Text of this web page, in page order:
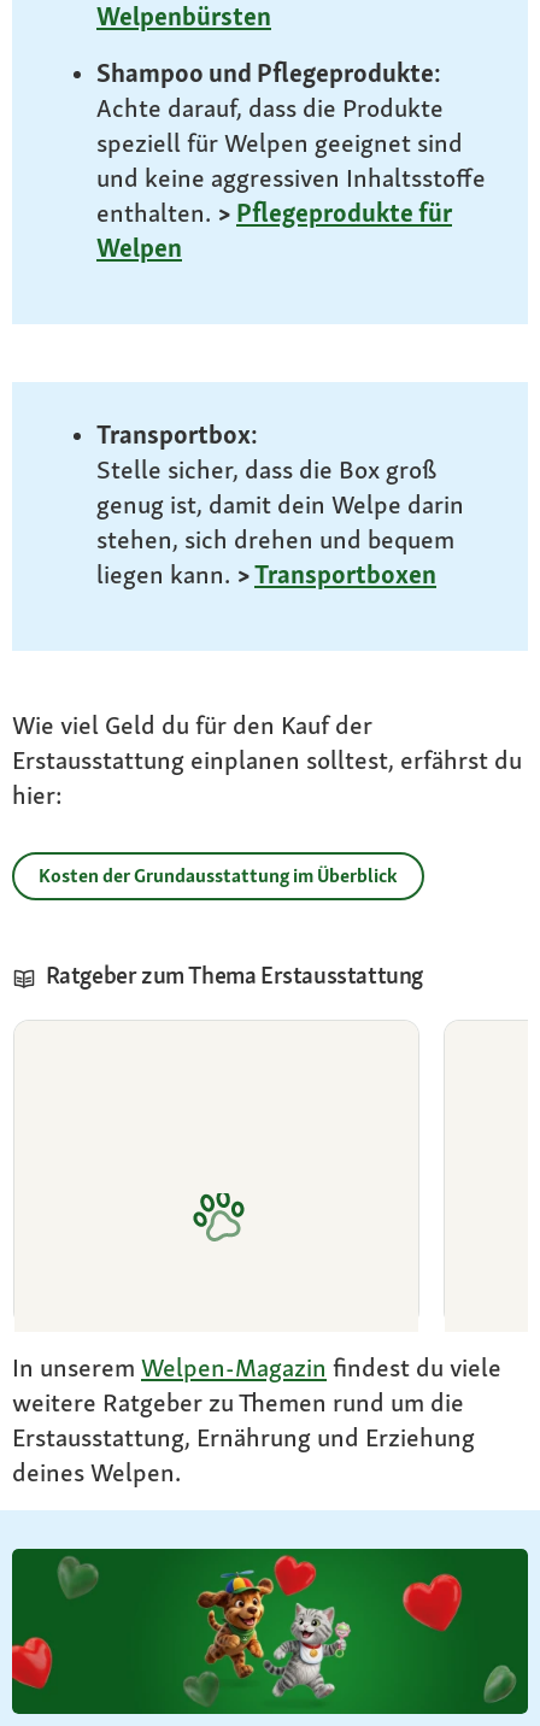
Welpenbürsten
Shampoo und Pflegeprodukte:
Achte darauf, dass die Produkte
speziell für Welpen geeignet sind
und keine aggressiven Inhaltsstoffe
enthalten. > Pflegeprodukte für
Welpen
Transportbox:
Stelle sicher, dass die Box groß
genug ist, damit dein Welpe darin
stehen, sich drehen und bequem
liegen kann. >Transportboxen
Wie viel Geld du für den Kauf der
Erstausstattung einplanen solltest, erfährst du
hier:
Kosten der Grundausstattung im Überblick
Ratgeber zum Thema Erstausstattung
Welpen-Erstausstattung: Was du
In unserem Welpen-Magazin findest du viele
weitere Ratgeber zu Themen rund um die
Erstausstattung, Ernährung und Erziehung
deines Welpen.